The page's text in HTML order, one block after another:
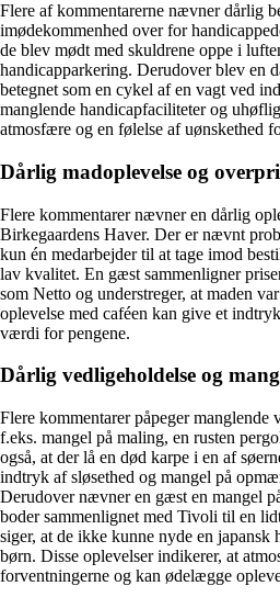
Flere af kommentarerne nævner dårlig
imødekommenhed over for
de blev mødt med skuldrene oppe i
handicapparkering. Derudover blev en
betegnet som en cykel af en vagt ved
manglende handicapfaciliteter og
atmosfære og en følelse af uønskethed
Dårlig madoplevelse og
Flere kommentarer nævner en dårlig
Birkegaardens Haver. Der er nævnt
kun én medarbejder til at tage imod
lav kvalitet. En gæst sammenligner
som Netto og understreger, at maden
oplevelse med caféen kan give et
værdi for pengene.
Dårlig vedligeholdelse og
Flere kommentarer påpeger manglende
f.eks. mangel på maling, en rusten
også, at der lå en død karpe i en af
indtryk af sløsethed og mangel på
Derudover nævner en gæst en mangel
boder sammenlignet med Tivoli til en
siger, at de ikke kunne nyde en japansk
børn. Disse oplevelser indikerer, at
forventningerne og kan ødelægge